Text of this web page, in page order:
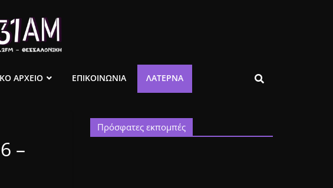
ΑΡΧΕΙΟ ΕΠΙΚΟΙΝΩΝΙΑ ΛΑΤΈΡΝΑ
–
Πρόσφατες εκπομπές